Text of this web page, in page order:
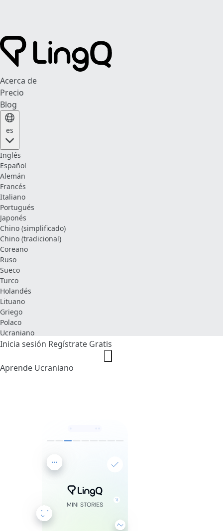
Acerca de
Precio
Blog
es
Inglés
Español
Alemán
Francés
Italiano
Portugués
Japonés
Chino (simplificado)
Chino (tradicional)
Coreano
Ruso
Sueco
Turco
Holandés
Lituano
Griego
Polaco
Ucraniano
Inicia sesión Regístrate Gratis
Aprende Ucraniano